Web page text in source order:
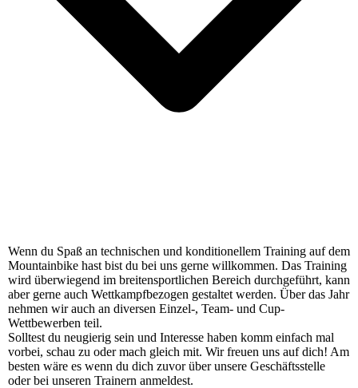
Wenn du Spaß an technischen und konditionellem Training auf dem
Mountainbike hast bist du bei uns gerne willkommen. Das Training
wird überwiegend im breitensportlichen Bereich durchgeführt, kann
aber gerne auch Wettkampfbezogen gestaltet werden. Über das Jahr
nehmen wir auch an diversen Einzel-, Team- und Cup-
Wettbewerben teil.
Solltest du neugierig sein und Interesse haben komm einfach mal
vorbei, schau zu oder mach gleich mit. Wir freuen uns auf dich! Am
besten wäre es wenn du dich zuvor über unsere Geschäftsstelle
oder bei unseren Trainern anmeldest.